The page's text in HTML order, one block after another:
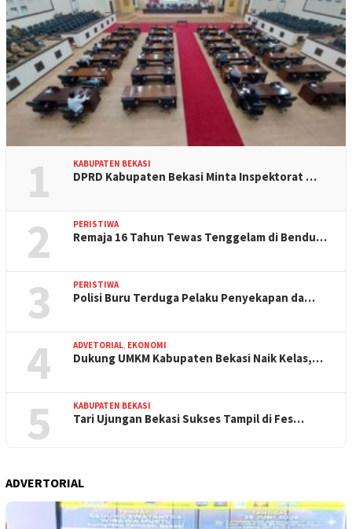
1 KABUPATEN BEKASI
DPRD Kabupaten Bekasi Minta Inspektorat …
2 PERISTIWA
Remaja 16 Tahun Tewas Tenggelam di Bendu…
3 PERISTIWA
Polisi Buru Terduga Pelaku Penyekapan da…
4 ADVETORIAL, EKONOMI
Dukung UMKM Kabupaten Bekasi Naik Kelas,…
5 KABUPATEN BEKASI
Tari Ujungan Bekasi Sukses Tampil di Fes…
ADVERTORIAL